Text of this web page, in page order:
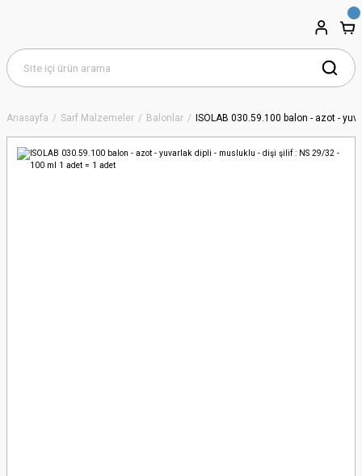
Anasayfa Sarf Malzemeler Balonlar ISOLAB 030.59.100 balon - azot -